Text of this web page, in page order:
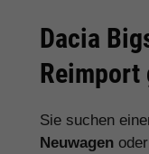
Dacia
Reimport
Sie suchen
Neuwagen